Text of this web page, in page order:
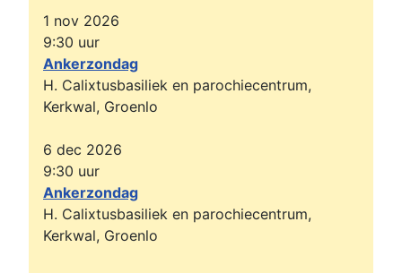
1 nov 2026
9:30 uur
Ankerzondag
H. Calixtusbasiliek en parochiecentrum,
Kerkwal, Groenlo
6 dec 2026
9:30 uur
Ankerzondag
H. Calixtusbasiliek en parochiecentrum,
Kerkwal, Groenlo